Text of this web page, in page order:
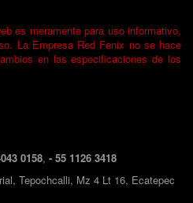
es meramente para uso informativo,
La Empresa Red Fenix no se hace
en las especificaciones de los
0158, - 55 1126 3418
, Tepochcalli, Mz 4 Lt 16, Ecatepec